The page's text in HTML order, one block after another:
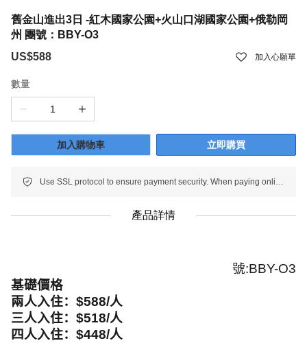
舊金山進出3日 -紅木國家公園+火山口湖國家公園+俄勒岡
州 團號：BBY-O3
US$588
加入心願單
數量
加入購物車 立即購買
Use SSL protocol to ensure payment security. When paying online, your payment information is protected.
產品詳情
號:BBY-O3
基礎價格
兩人入住： $588/人
三人入住： $518/人
四人入住： $448/人